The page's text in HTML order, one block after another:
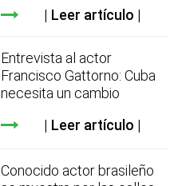
Leer artículo
Entrevista al actor
Francisco Gattorno: Cuba
necesita un cambio
Leer artículo
Conocido actor brasileño